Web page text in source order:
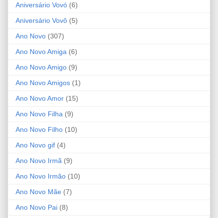
Aniversário Vovó (6)
Aniversário Vovô (5)
Ano Novo (307)
Ano Novo Amiga (6)
Ano Novo Amigo (9)
Ano Novo Amigos (1)
Ano Novo Amor (15)
Ano Novo Filha (9)
Ano Novo Filho (10)
Ano Novo gif (4)
Ano Novo Irmã (9)
Ano Novo Irmão (10)
Ano Novo Mãe (7)
Ano Novo Pai (8)